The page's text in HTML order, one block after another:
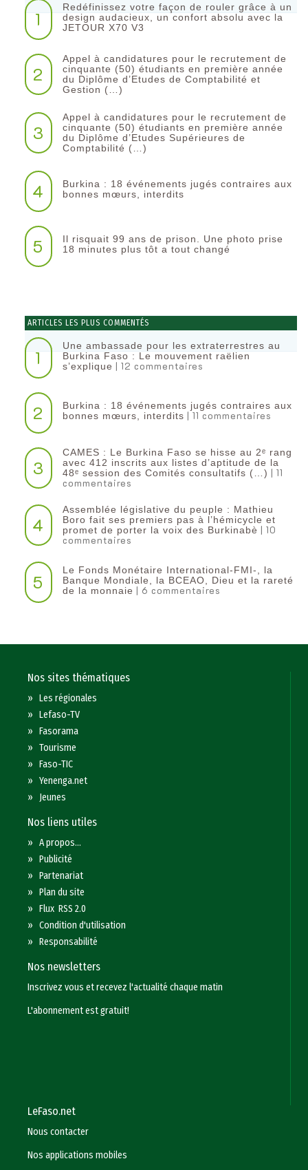
1
Redéfinissez votre façon de rouler grâce à un
design audacieux, un confort absolu avec la
JETOUR X70 V3
2
Appel à candidatures pour le recrutement de
cinquante (50) étudiants en première année
du Diplôme d’Etudes de Comptabilité et
Gestion (…)
3
Appel à candidatures pour le recrutement de
cinquante (50) étudiants en première année
du Diplôme d’Etudes Supérieures de
Comptabilité (…)
4
Burkina : 18 événements jugés contraires aux
bonnes mœurs, interdits
5
Il risquait 99 ans de prison. Une photo prise
18 minutes plus tôt a tout changé
ARTICLES LES PLUS COMMENTÉS
1
Une ambassade pour les extraterrestres au
Burkina Faso : Le mouvement raëlien
s’explique | 12 commentaires
2
Burkina : 18 événements jugés contraires aux
bonnes mœurs, interdits | 11 commentaires
3
CAMES : Le Burkina Faso se hisse au 2ᵉ rang
avec 412 inscrits aux listes d’aptitude de la
48ᵉ session des Comités consultatifs (…) | 11
commentaires
4
Assemblée législative du peuple : Mathieu
Boro fait ses premiers pas à l’hémicycle et
promet de porter la voix des Burkinabè | 10
commentaires
5
Le Fonds Monétaire International-FMI-, la
Banque Mondiale, la BCEAO, Dieu et la rareté
de la monnaie | 6 commentaires
Nos sites thématiques
»Les régionales
»Lefaso-TV
»Fasorama
»Tourisme
»Faso-TIC
»Yenenga.net
» Jeunes
Nos liens utiles
»A propos...
»Publicité
»Partenariat
»Plan du site
»Flux RSS 2.0
»Condition d'utilisation
»Responsabilité
Nos newsletters
Inscrivez vous et recevez l'actualité chaque matin
L'abonnement est gratuit!
LeFaso.net
Nous contacter
Nos applications mobiles